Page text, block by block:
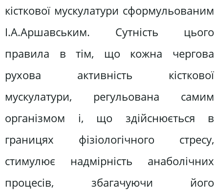
кісткової мускулатури сформульованим
І.А.Аршавським. Сутність цього
правила в тім, що кожна чергова
рухова активність кісткової
мускулатури, регульована самим
організмом і, що здійснюється в
границях фізіологічного стресу,
стимулює надмірність анаболічних
процесів, збагачуючи його